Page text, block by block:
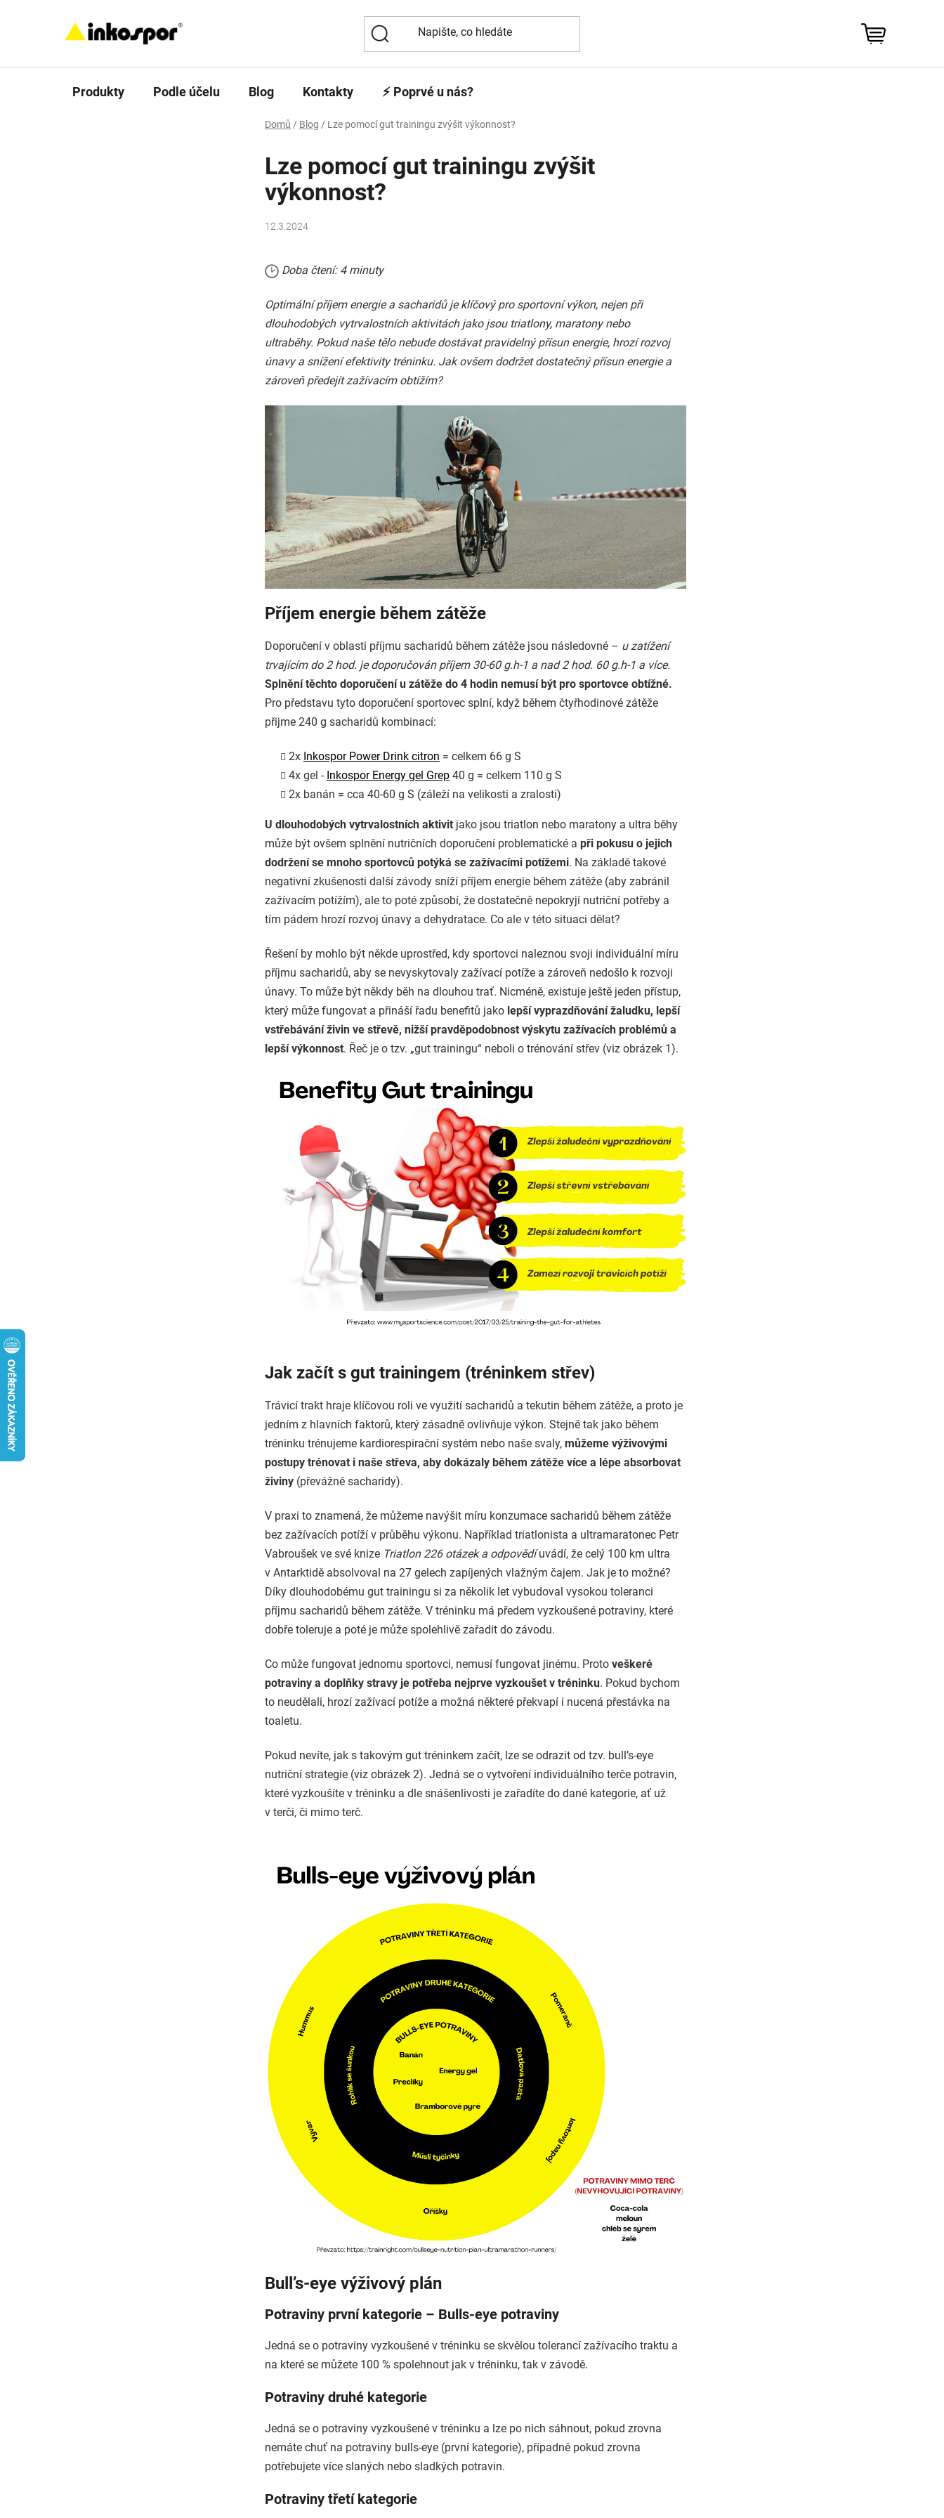
Produkty Podle účelu Blog Kontakty ⚡️ Poprvé u nás?
Domů / Blog / Lze pomocí gut trainingu zvýšit výkonnost?
Lze pomocí gut trainingu zvýšit
výkonnost?
12.3.2024
Doba čtení: 4 minuty
Optimální příjem energie a sacharidů je klíčový pro sportovní výkon, nejen při
dlouhodobých vytrvalostních aktivitách jako jsou triatlony, maratony nebo
ultraběhy. Pokud naše tělo nebude dostávat pravidelný přísun energie, hrozí rozvoj
únavy a snížení efektivity tréninku. Jak ovšem dodržet dostatečný přísun energie a
zároveň předejít zažívacím obtížím?
Příjem energie během zátěže
Doporučení v oblasti příjmu sacharidů během zátěže jsou následovné – u zatížení
trvajícím do 2 hod. je doporučován příjem 30-60 g.h-1 a nad 2 hod. 60 g.h-1 a více.
Splnění těchto doporučení u zátěže do 4 hodin nemusí být pro sportovce obtížné.
Pro představu tyto doporučení sportovec splní, když během čtyřhodinové zátěže
přijme 240 g sacharidů kombinací:
2x Inkospor Power Drink citron = celkem 66 g S
4x gel - Inkospor Energy gel Grep 40 g = celkem 110 g S
2x banán = cca 40-60 g S (záleží na velikosti a zralosti)
U dlouhodobých vytrvalostních aktivit jako jsou triatlon nebo maratony a ultra běhy
může být ovšem splnění nutričních doporučení problematické a při pokusu o jejich
dodržení se mnoho sportovců potýká se zažívacími potížemi. Na základě takové
negativní zkušenosti další závody sníží příjem energie během zátěže (aby zabránil
zažívacím potížím), ale to poté způsobí, že dostatečně nepokryjí nutriční potřeby a
tím pádem hrozí rozvoj únavy a dehydratace. Co ale v této situaci dělat?
Řešení by mohlo být někde uprostřed, kdy sportovci naleznou svoji individuální míru
příjmu sacharidů, aby se nevyskytovaly zažívací potíže a zároveň nedošlo k rozvoji
únavy. To může být někdy běh na dlouhou trať. Nicméně, existuje ještě jeden přístup,
který může fungovat a přináší řadu benefitů jako lepší vyprazdňování žaludku, lepší
vstřebávání živin ve střevě, nižší pravděpodobnost výskytu zažívacích problémů a
lepší výkonnost. Řeč je o tzv. „gut trainingu“ neboli o trénování střev (viz obrázek 1).
Jak začít s gut trainingem (tréninkem střev)
Trávicí trakt hraje klíčovou roli ve využití sacharidů a tekutin během zátěže, a proto je
jedním z hlavních faktorů, který zásadně ovlivňuje výkon. Stejně tak jako během
tréninku trénujeme kardiorespirační systém nebo naše svaly, můžeme výživovými
postupy trénovat i naše střeva, aby dokázaly během zátěže více a lépe absorbovat
živiny (převážně sacharidy).
V praxi to znamená, že můžeme navýšit míru konzumace sacharidů během zátěže
bez zažívacích potíží v průběhu výkonu. Například triatlonista a ultramaratonec Petr
Vabroušek ve své knize Triatlon 226 otázek a odpovědíuvádí, že celý 100 km ultra
v Antarktidě absolvoval na 27 gelech zapíjených vlažným čajem. Jak je to možné?
Díky dlouhodobému gut trainingu si za několik let vybudoval vysokou toleranci
příjmu sacharidů během zátěže. V tréninku má předem vyzkoušené potraviny, které
dobře toleruje a poté je může spolehlivě zařadit do závodu.
Co může fungovat jednomu sportovci, nemusí fungovat jinému. Proto veškeré
potraviny a doplňky stravy je potřeba nejprve vyzkoušet v tréninku. Pokud bychom
to neudělali, hrozí zažívací potíže a možná některé překvapí i nucená přestávka na
toaletu.
Pokud nevíte, jak s takovým gut tréninkem začít, lze se odrazit od tzv. bull’s-eye
nutriční strategie (viz obrázek 2). Jedná se o vytvoření individuálního terče potravin,
které vyzkoušíte v tréninku a dle snášenlivosti je zařadíte do dané kategorie, ať už
v terči, či mimo terč.
Bull’s-eye výživový plán
Potraviny první kategorie – Bulls-eye potraviny
Jedná se o potraviny vyzkoušené v tréninku se skvělou tolerancí zažívacího traktu a
na které se můžete 100 % spolehnout jak v tréninku, tak v závodě.
Potraviny druhé kategorie
Jedná se o potraviny vyzkoušené v tréninku a lze po nich sáhnout, pokud zrovna
nemáte chuť na potraviny bulls-eye (první kategorie), případně pokud zrovna
potřebujete více slaných nebo sladkých potravin.
Potraviny třetí kategorie